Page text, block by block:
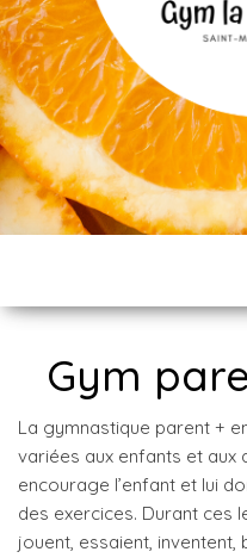
Gym
La gymnastique parent +
variées aux enfants et aux
encourage l’enfant et lui
des exercices. Durant ces
jouent, essaient,